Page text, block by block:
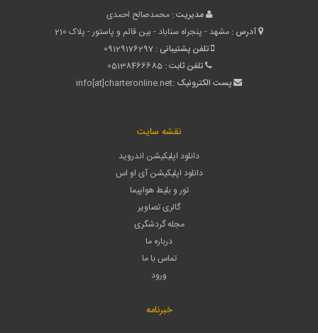
مدیریت : محمدصالح احمدی
آدرس : مشهد - پنجراه سناباد - بین قائم و پاستور - پلاک 210
تلفن پشتیبانی : 09129176297
تلفن ثابت : 05138466685
پست الکترونیک :info[at]charteronline.net
نقشه سایت
دانلود اپلیکیشن اندروید
دانلود اپلیکیشن آی او اس
تور و بلیط هواپیما
گالری تصاویر
مجله گردشگری
درباره ما
تماس با ما
ورود
خبرنامه